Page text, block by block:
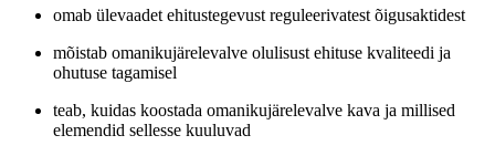
omab ülevaadet ehitustegevust reguleerivatest õigusaktidest
mõistab omanikujärelevalve olulisust ehituse kvaliteedi ja
ohutuse tagamisel
teab, kuidas koostada omanikujärelevalve kava ja millised
elemendid sellesse kuuluvad